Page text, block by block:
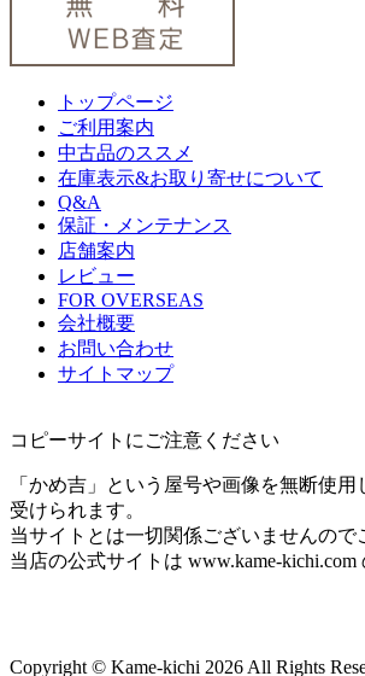
トップページ
ご利用案内
中古品のススメ
在庫表示&お取り寄せについて
Q&A
保証・メンテナンス
店舗案内
レビュー
FOR OVERSEAS
会社概要
お問い合わせ
サイトマップ
コピーサイトにご注意ください
「かめ吉」という屋号や画像を無断使
受けられます。
当サイトとは一切関係ございませんので
当店の公式サイトは www.kame-kichi.com
Copyright © Kame-kichi 2026 All Rights